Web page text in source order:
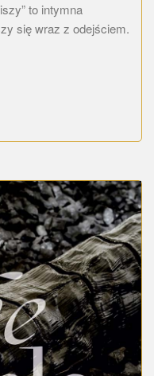
to intymna
się wraz z odejściem.